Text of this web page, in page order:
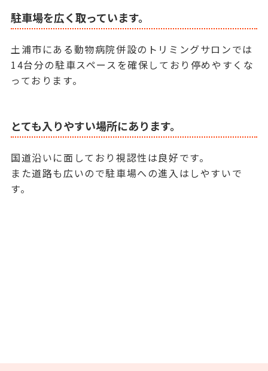
駐車場を広く取っています。
土浦市にある動物病院併設のトリミングサロンでは
14台分の駐車スペースを確保しており停めやすくな
っております。
とても入りやすい場所にあります。
国道沿いに面しており視認性は良好です。
また道路も広いので駐車場への進入はしやすいで
す。